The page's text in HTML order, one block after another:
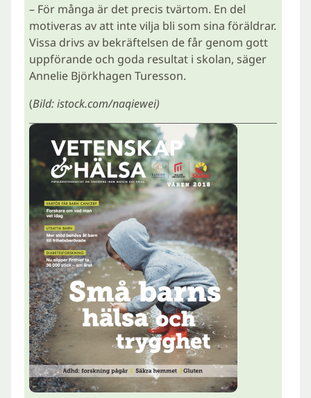
– För många är det precis tvärtom. En del
motiveras av att inte vilja bli som sina föräldrar.
Vissa drivs av bekräftelsen de får genom gott
uppförande och goda resultat i skolan, säger
Annelie Björkhagen Turesson.
(Bild: istock.com/naqiewei)